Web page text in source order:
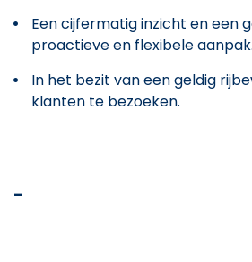
Een cijfermatig inzicht en een
proactieve en flexibele aanpak.
In het bezit van een geldig
klanten te bezoeken.
-